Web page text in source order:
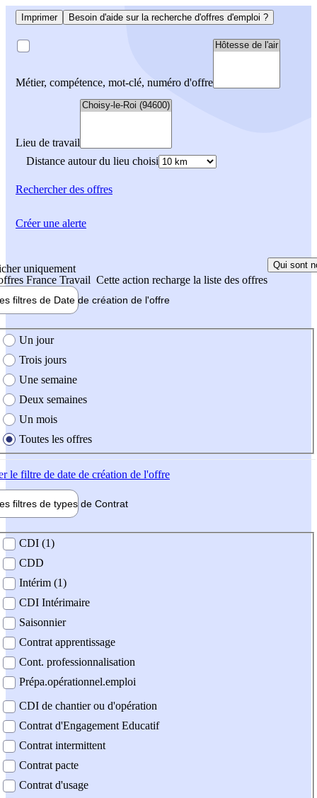
Imprimer Besoin d'aide sur la recherche d'offres d'emploi ?
Métier, compétence, mot-clé, numéro d'offre
Lieu de travail
Distance autour du lieu choisi
Rechercherdes offres
uniquement
France Travail Cette action recharge la liste des offres
Qui sont
filtres de Date de création de l'offre
création de l'offre
Un jour
Trois jours
Une semaine
Deux semaines
Un mois
Toutes les offres
le filtre de date de création de l'offre
filtres de types de Contrat
contrat
CDI (1)
CDD
Intérim (1)
CDI Intérimaire
Saisonnier
Contrat apprentissage
Cont. professionnalisation
Prépa.opérationnel.emploi
CDI de chantier ou d'opération
Contrat d'Engagement Educatif
Contrat intermittent
Contrat pacte
Contrat d'usage
Créer une alerte